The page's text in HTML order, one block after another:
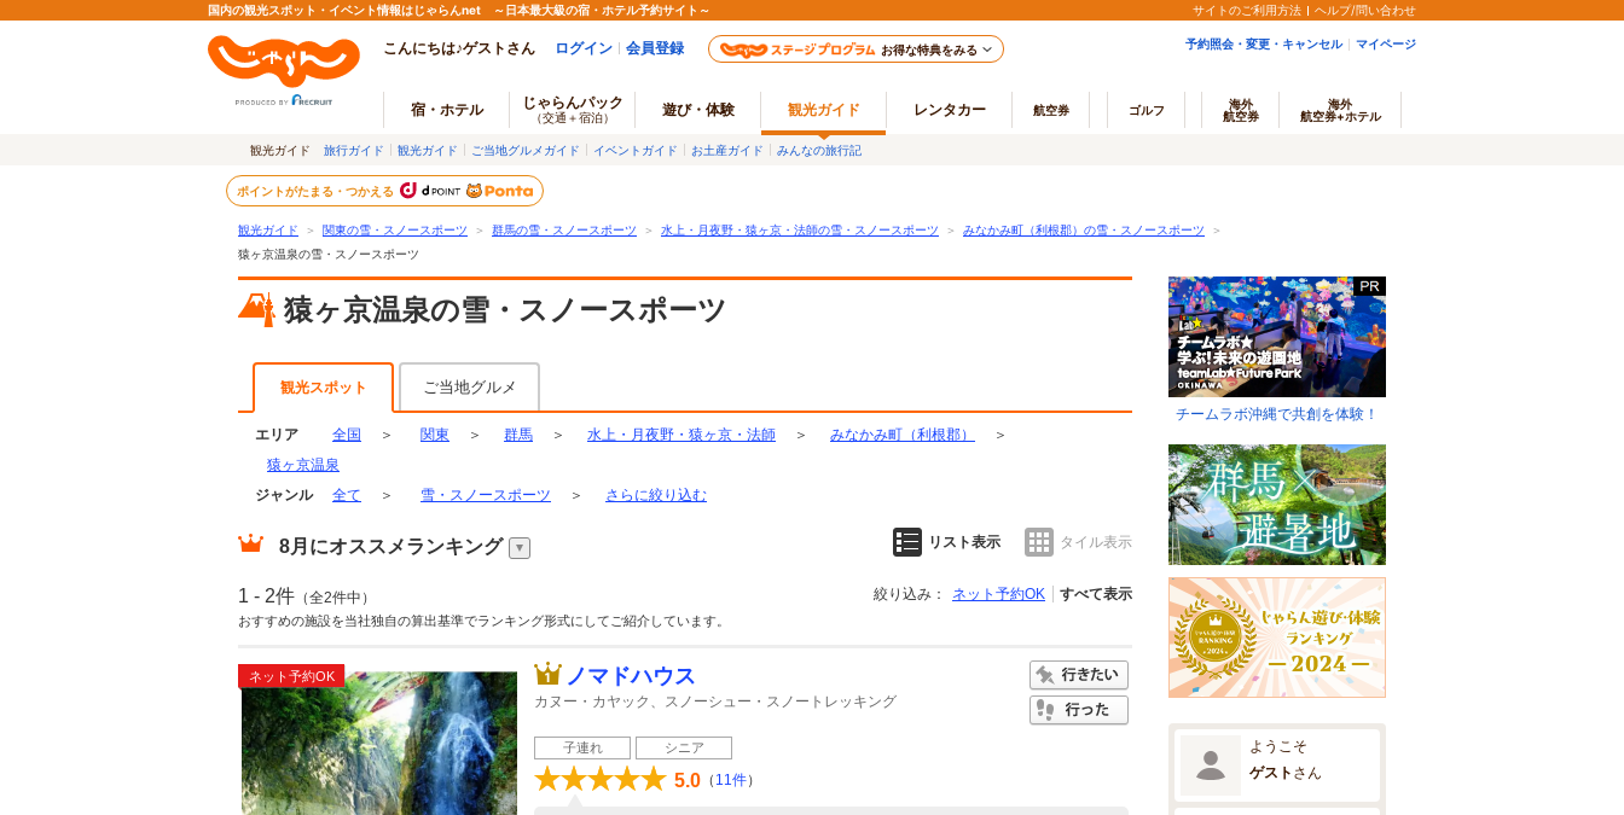
国内の観光スポット・イベント情報はじゃらんnet ～日本最大級の宿・ホテル予約サイト～ サイトのご利用方法 ヘルプ/問い合わせ
こんにちは♪ゲストさん ログイン 会員登録 お得な特典をみる 予約照会・変更・キャンセル マイページ
宿・ホテル じゃらんパック
（交通＋宿泊） 遊び・体験 観光ガイド レンタカー 航空券 ゴルフ
海外
航空券
海外
航空券+ホテル
観光ガイド 旅行ガイド 観光ガイド ご当地グルメガイド イベントガイド お土産ガイド みんなの旅行記
ポイントがたまる・つかえる
観光ガイド ＞ 関東の雪・スノースポーツ ＞ 群馬の雪・スノースポーツ ＞ 水上・月夜野・猿ヶ京・法師の雪・スノースポーツ ＞ みなかみ町（利根郡）の雪・スノースポーツ
＞
猿ヶ京温泉の雪・スノースポーツ
猿ヶ京温泉の雪・スノースポーツ
観光スポット ご当地グルメ
エリア 全国 ＞ 関東 ＞ 群馬 ＞ 水上・月夜野・猿ヶ京・法師 ＞ みなかみ町（利根郡）
＞
猿ヶ京温泉
ジャンル
全て ＞ 雪・スノースポーツ ＞ さらに絞り込む
8月 にオススメランキング リスト表示 タイル表示
1 - 2件 （全2件中） 絞り込み： ネット予約OK すべて表示
おすすめの施設を当社独自の算出基準でランキング形式にしてご紹介しています。
ネット予約OK ノマドハウス
カヌー・カヤック、スノーシュー・スノートレッキング
子連れ シニア
5.0 （ 11件）
チームラボ沖縄で共創を体験！
ようこそ
ゲスト さん